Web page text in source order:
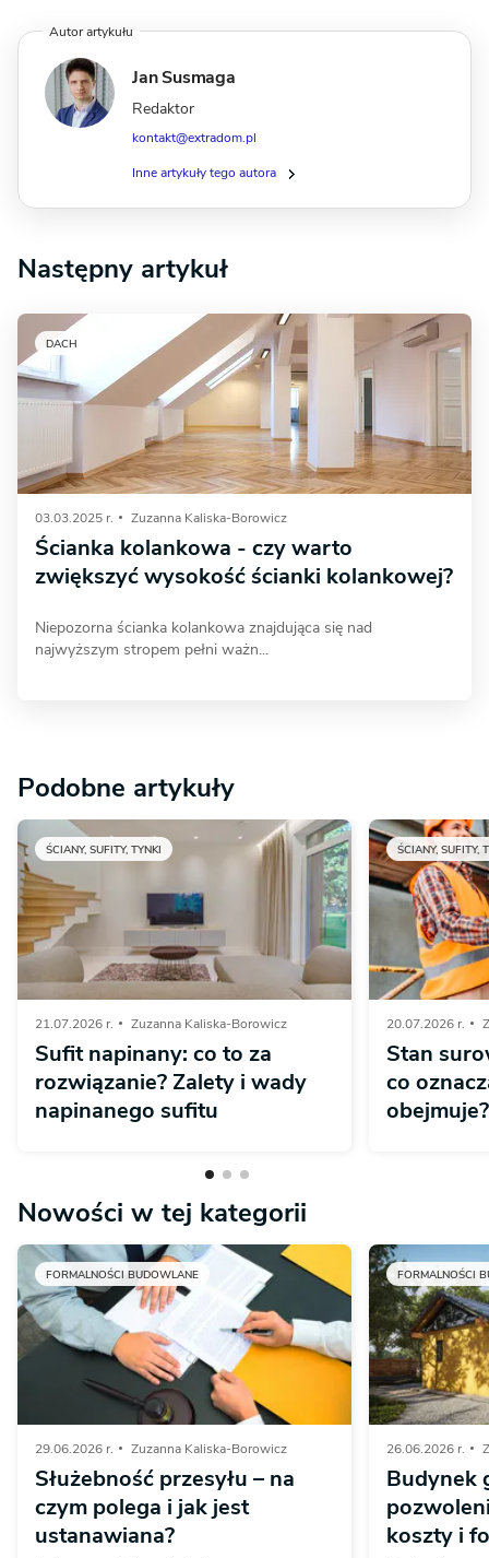
Autor artykułu
Jan Susmaga
Redaktor
kontakt@extradom.pl
Inne artykuły tego autora
Następny artykuł
DACH
03.03.2025 r. Zuzanna Kaliska-Borowicz
Ścianka kolankowa - czy warto
zwiększyć wysokość ścianki kolankowej?
Niepozorna ścianka kolankowa znajdująca się nad
najwyższym stropem pełni ważn...
Podobne artykuły
ŚCIANY, SUFITY, TYNKI
21.07.2026 r. Zuzanna Kaliska-Borowicz
Sufit napinany: co to za
rozwiązanie? Zalety i wady
napinanego sufitu
ŚCIANY, SUFITY,
20.07.2026 r.
Stan
co
obejmuje?
Nowości w tej kategorii
FORMALNOŚCI BUDOWLANE
29.06.2026 r. Zuzanna Kaliska-Borowicz
Służebność przesyłu – na
czym polega i jak jest
ustanawiana?
FORMALNOŚCI
26.06.2026 r.
Budynek
koszty i